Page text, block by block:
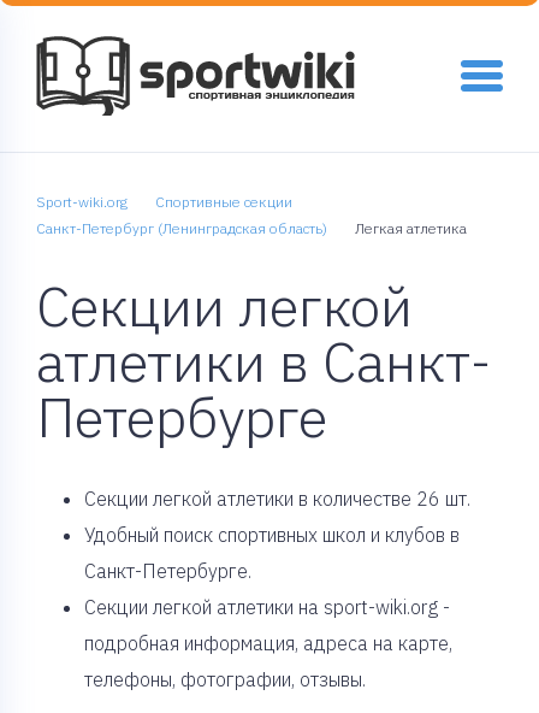
Sport-wiki.org
Спортивные секции
Санкт-Петербург (Ленинградская область)
Легкая атлетика
Секции легкой
атлетики в Санкт-
Петербурге
Cекции легкой атлетики в количестве 26 шт.
Удобный поиск спортивных школ и клубов в
Санкт-Петербурге.
Секции легкой атлетики на sport-wiki.org -
подробная информация, адреса на карте,
телефоны, фотографии, отзывы.